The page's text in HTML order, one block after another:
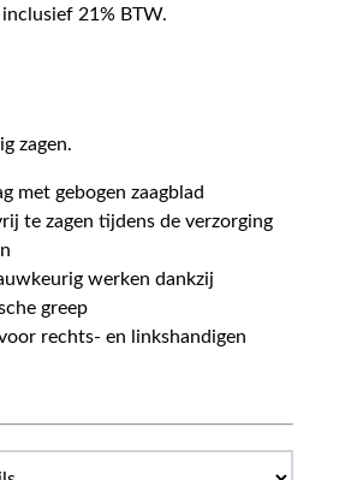
21% BTW.
zagen.
met gebogen zaagblad
te zagen tijdens de verzorging
werken dankzij
greep
rechts- en linkshandigen